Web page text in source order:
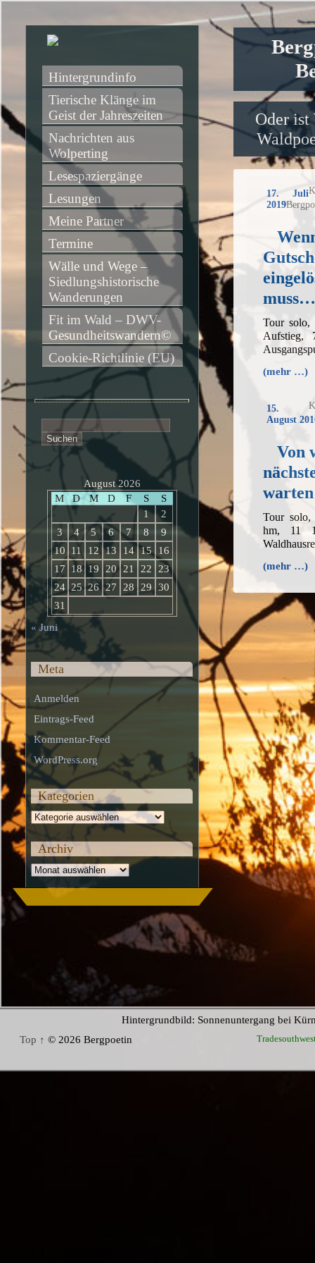
Oder ist
17. Juli
2019
muss…
Tour
(mehr …)
15.
August
Von
Tour
hm, 11
(mehr …)
Hintergrundinfo
Tierische Klänge im
Geist der Jahreszeiten
Nachrichten aus
Wolperting
Lesespaziergänge
Lesungen
Meine Partner
Termine
Wälle und Wege –
Siedlungshistorische
Wanderungen
Fit im Wald – DWV-
Gesundheitswandern©
Cookie-Richtlinie (EU)
nach:
August 2026
M
D M D F S
S
1
2
3
4 5 6 7 8
9
10
11 12 13 14 15
16
17
18 19 20 21 22
23
24 25 26 27 28 29
30
31
« Juni
Meta
Anmelden
Eintrags-Feed
Kommentar-Feed
WordPress.org
Kategorien
Kategorien
Archiv
Archiv
Hintergrundbild: Sonnenuntergang bei
Top ↑ © 2026 Bergpoetin